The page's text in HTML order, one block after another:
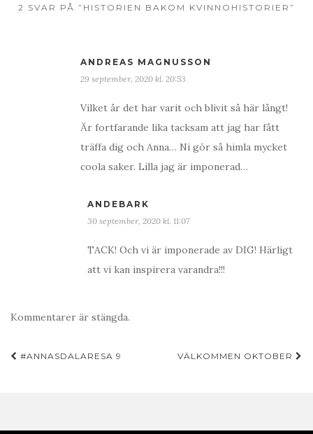
2 SVAR PÅ ”HISTORIEN BAKOM KVINNOHISTORIER”
ANDREAS MAGNUSSON
29 september, 2020 kl. 20:53
Vilket år det har varit och blivit så här långt!
Är fortfarande lika tacksam att jag har fått
träffa dig och Anna… Ni gör så himla mycket
coola saker. Lilla jag är imponerad…
ANDEBARK
30 september, 2020 kl. 11:07
TACK! Och vi är imponerade av DIG! Härligt
att vi kan inspirera varandra!!!
Kommentarer är stängda.
Inläggsnavigering
#ANNASDALARESA 9 VÄLKOMMEN OKTOBER